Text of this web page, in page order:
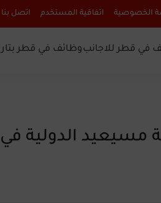
الخصوصية اتفاقية المستخدم اتصل بنا
في قطر للاجانبوظائف في قطر